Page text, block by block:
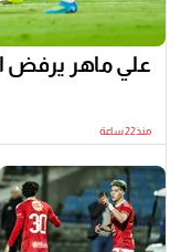
علي ماهر يرفض
منذ22 ساعة